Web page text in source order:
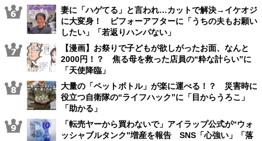
妻に「ハゲてる」と言われ…カットで解決→イケオジ
に大変身！ ビフォーアフターに「うちの夫もお願い
したい」「若返りハンパない」
【漫画】お祭りで子どもが欲しがったお面、なんと
2000円！？ 焦る母を救った店員の“粋な計らい”に
「天使降臨」
大量の「ペットボトル」が楽に運べる！？ 災害時に
役立つ自衛隊の“ライフハック”に「目からうろこ」
「助かる」
「転売ヤーから買わないで」アイラップ公式が“ウォ
ッシャブルタンク”増産を報告 SNS「心強い」「落